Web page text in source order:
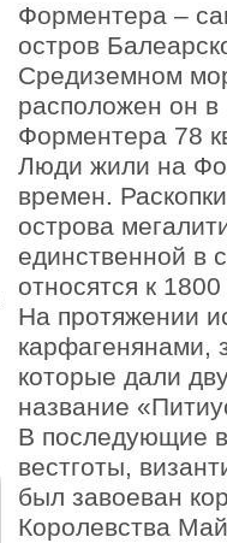
Форментера –
остров
Средиземном
расположен он
Форментера 78
Люди жили на
времен.
острова
единственной в
относятся к
На протяжении
карфагенянами,
которые дали
название
В последующие
вестготы,
был завоеван
Королевства